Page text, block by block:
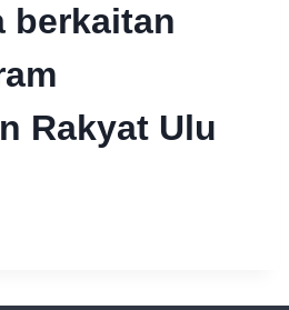
berkaitan
Rakyat Ulu